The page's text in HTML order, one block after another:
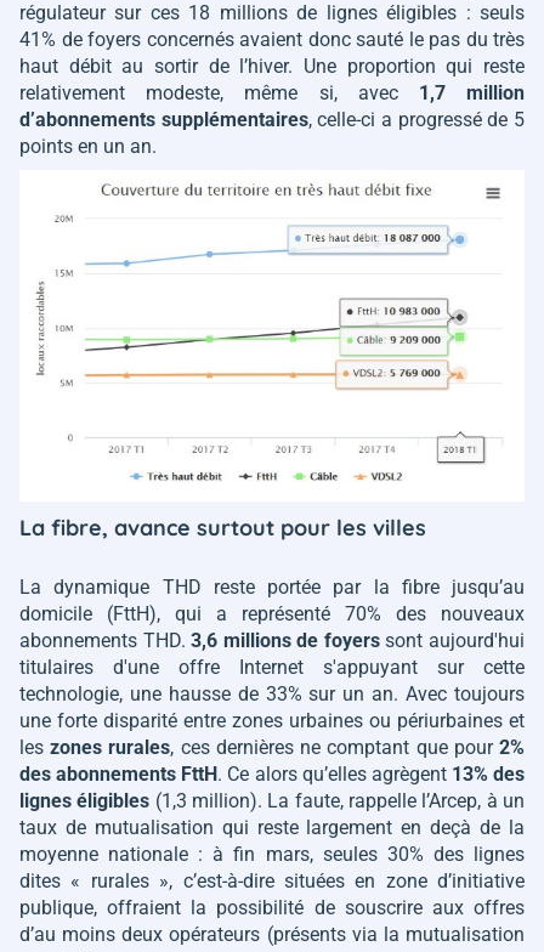
régulateur sur ces 18 millions de lignes éligibles : seuls
41% de foyers concernés avaient donc sauté le pas du très
haut débit au sortir de l’hiver. Une proportion qui reste
relativement modeste, même si, avec 1,7 million
d’abonnements supplémentaires, celle-ci a progressé de 5
points en un an.
La fibre, avance surtout pour les villes
La dynamique THD reste portée par la fibre jusqu’au
domicile (FttH), qui a représenté 70% des nouveaux
abonnements THD.3,6 millions de foyerssont aujourd'hui
titulaires d'une offre Internet s'appuyant sur cette
technologie, une hausse de 33% sur un an. Avec toujours
une forte disparité entre zones urbaines ou périurbaines et
leszones rurales, ces dernières ne comptant que pour2%
des abonnements FttH. Ce alors qu’elles agrègent 13% des
lignes éligibles (1,3 million). La faute, rappelle l’Arcep, à un
taux de mutualisation qui reste largement en deçà de la
moyenne nationale : à fin mars, seules 30% des lignes
dites « rurales », c’est-à-dire situées en zone d’initiative
publique, offraient la possibilité de souscrire aux offres
d’au moins deux opérateurs (présents via la mutualisation